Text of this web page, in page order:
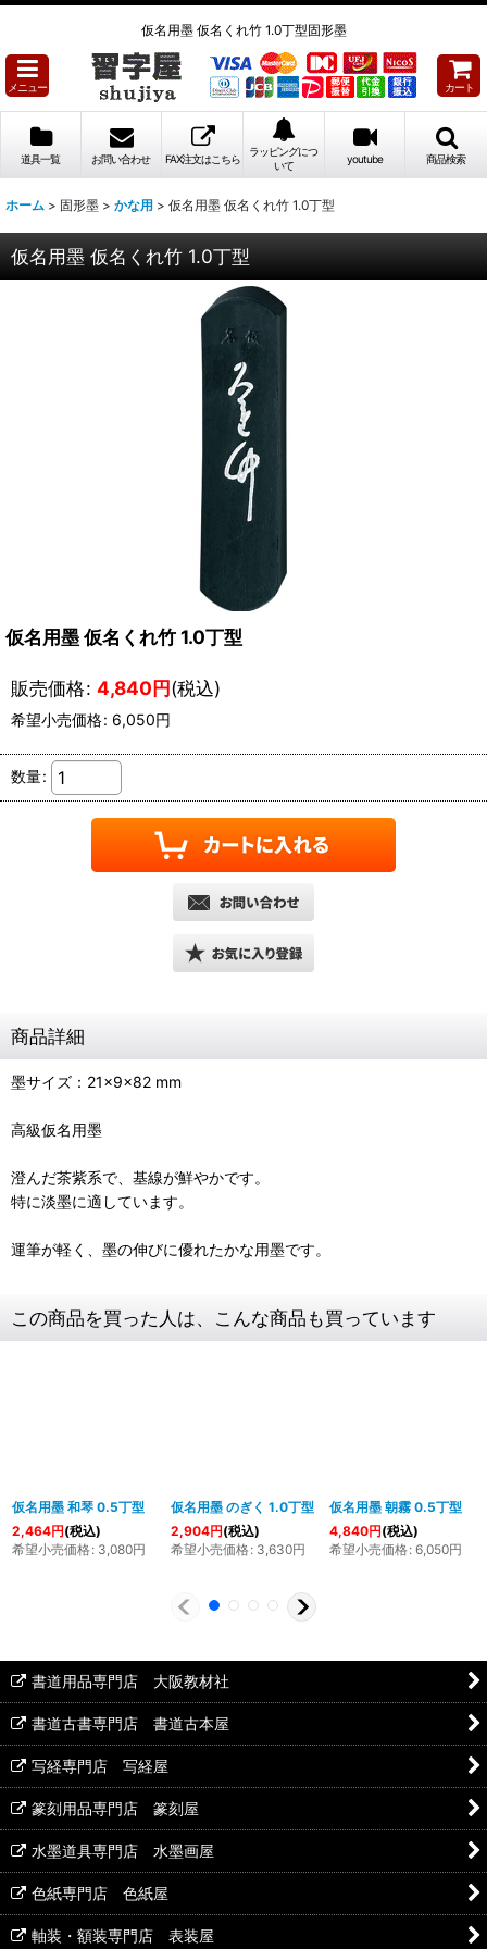
仮名用墨 仮名くれ竹 1.0丁型固形墨
メニュー カート
道具一覧 お問い合わせ FAX注文はこちら
ラッピングにつ
いて
youtube 商品検索
ホーム > 固形墨 > かな用 > 仮名用墨 仮名くれ竹 1.0丁型
仮名用墨 仮名くれ竹 1.0丁型
仮名用墨 仮名くれ竹 1.0丁型
販売価格: 4,840円(税込)
希望小売価格: 6,050円
数量:
商品詳細
墨サイズ：21×9×82 mm
高級仮名用墨
澄んだ茶紫系で、基線が鮮やかです。
特に淡墨に適しています。
運筆が軽く、墨の伸びに優れたかな用墨です。
この商品を買った人は、こんな商品も買っています
仮名用墨 和琴 0.5丁型
2,464円(税込)
希望小売価格: 3,080円
仮名用墨 のぎく 1.0丁型
2,904円(税込)
希望小売価格: 3,630円
仮名用墨 朝霧 0.5丁型
4,840円(税込)
希望小売価格: 6,050円
書道用品専門店 大阪教材社
書道古書専門店 書道古本屋
写経専門店 写経屋
篆刻用品専門店 篆刻屋
水墨道具専門店 水墨画屋
色紙専門店 色紙屋
軸装・額装専門店 表装屋